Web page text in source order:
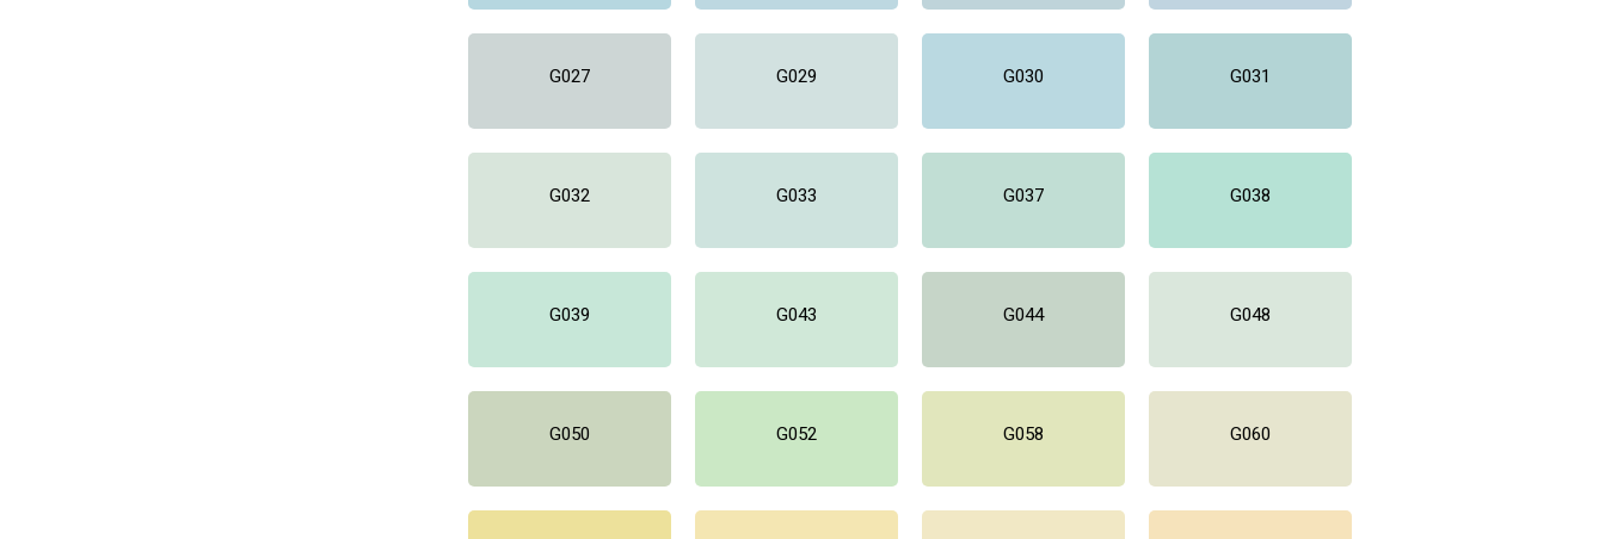
G027 G029 G030 G031
G032 G033 G037 G038
G039 G043 G044 G048
G050 G052 G058 G060